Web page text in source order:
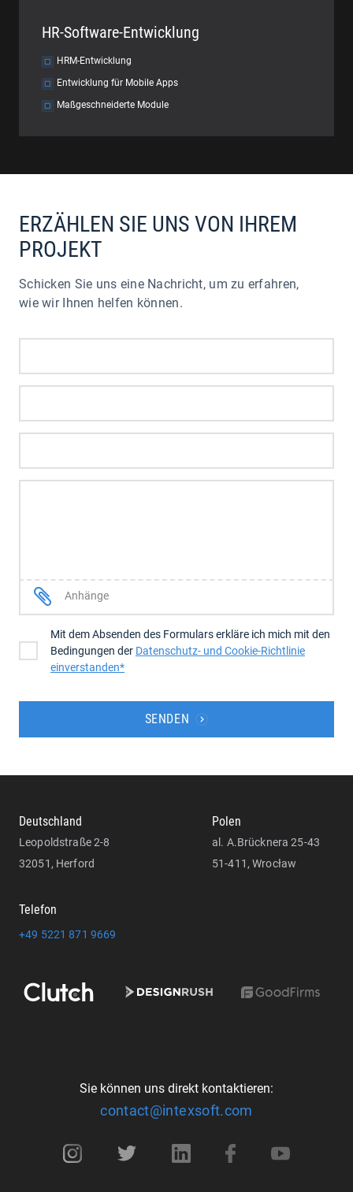
HR-Software-Entwicklung
HRM-Entwicklung
Entwicklung für Mobile Apps
Maßgeschneiderte Module
ERZÄHLEN SIE UNS VON IHREM
PROJEKT
Schicken Sie uns eine Nachricht, um zu erfahren,
wie wir Ihnen helfen können.
Anhänge
Mit dem Absenden des Formulars erkläre ich mich mit den
Bedingungen der Datenschutz- und Cookie-Richtlinie
einverstanden*
SENDEN
Deutschland
Leopoldstraße 2-8
32051, Herford
Telefon
+49 5221 871 9669
Polen
al. A.Brücknera 25-43
51-411, Wrocław
Sie können uns direkt kontaktieren:
contact@intexsoft.com